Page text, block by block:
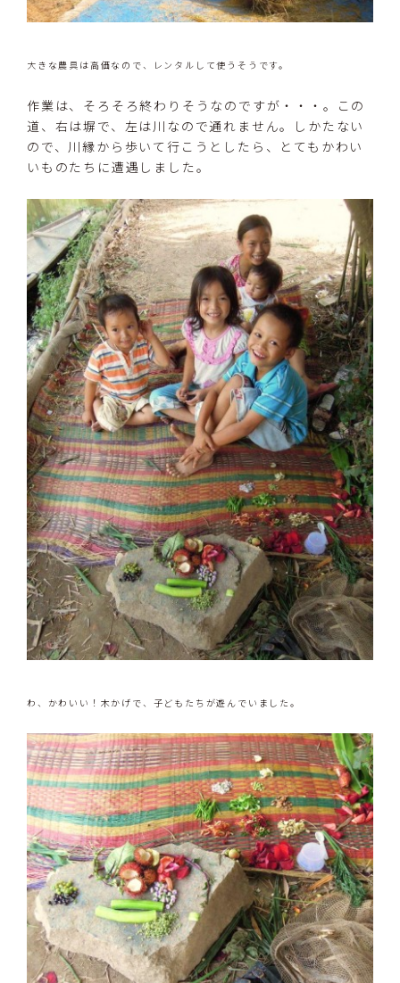
大きな農具は高価なので、レンタルして使うそうです。
作業は、そろそろ終わりそうなのですが・・・。この
道、右は塀で、左は川なので通れません。しかたない
ので、川縁から歩いて行こうとしたら、とてもかわい
いものたちに遭遇しました。
わ、かわいい！木かげで、子どもたちが遊んでいました。